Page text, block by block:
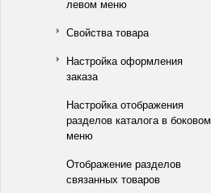
левом меню
Свойства товара
Настройка оформления
заказа
Настройка отображения
разделов каталога в боковом
меню
Отображение разделов
связанных товаров